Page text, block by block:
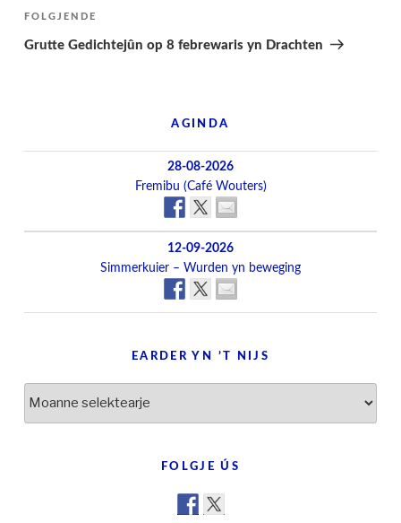
Folgjend
berjocht
FOLGJENDE
Grutte Gedichtejûn op 8 febrewaris yn Drachten
AGINDA
28-08-2026
Fremibu (Café Wouters)
12-09-2026
Simmerkuier – Wurden yn beweging
EARDER YN ’T NIJS
yn
FOLGJE ÚS